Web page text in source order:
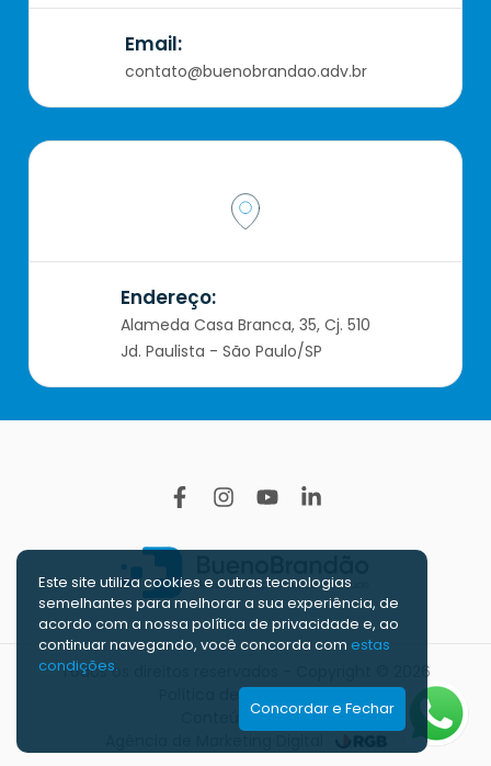
Email:
contato@buenobrandao.adv.br
Endereço:
Alameda Casa Branca, 35, Cj. 510
Jd. Paulista - São Paulo/SP
Todos os direitos reservados - Copyright © 2026
Política de Privacidade
Conteúdo Extra
Este site utiliza cookies e outras tecnologias
semelhantes para melhorar a sua experiência, de
acordo com a nossa polí­tica de privacidade e, ao
continuar navegando, você concorda com estas
condições.
Concordar e Fechar